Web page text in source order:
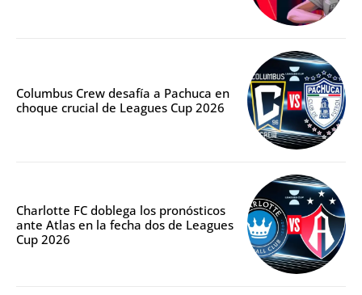
Columbus Crew desafía a Pachuca en
choque crucial de Leagues Cup 2026
Charlotte FC doblega los pronósticos
ante Atlas en la fecha dos de Leagues
Cup 2026